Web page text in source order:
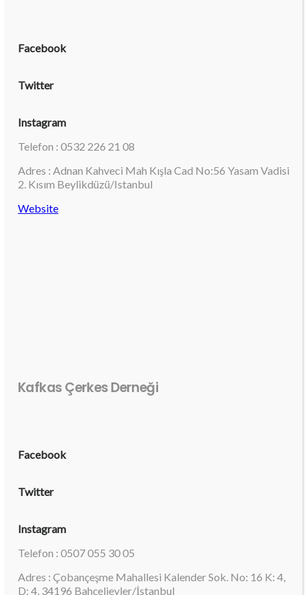
Facebook
Twitter
Instagram
Telefon : 0532 226 21 08
Adres : Adnan Kahveci Mah Kışla Cad No:56 Yasam Vadisi
2. Kısım Beylikdüzü/Istanbul
Website
Kafkas Çerkes Derneği
Facebook
Twitter
Instagram
Telefon : 0507 055 30 05
Adres : Çobançeşme Mahallesi Kalender Sok. No: 16 K: 4,
D: 4, 34196 Bahçelievler/İstanbul